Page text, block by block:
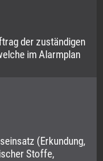
der zuständigen
im Alarmplan
(Erkundung,
Stoffe,